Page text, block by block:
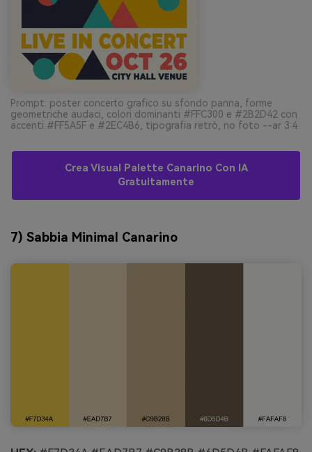
Prompt: poster concerto grafico su sfondo panna, forme
geometriche audaci, colori dominanti #FFC300 e #2B2D42 con
accenti #FF5A5F e #2EC4B6, tipografia retrò, no foto --ar 3:4
Crea Visual Palette Canarino Con IA
Gratuitamente
7) Sabbia Minimal Canarino